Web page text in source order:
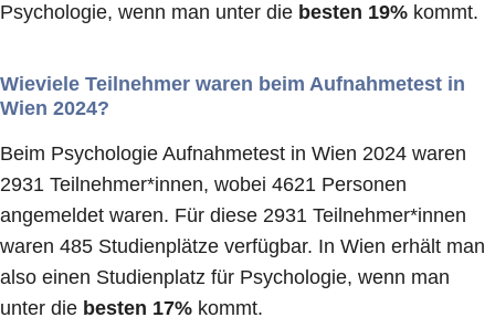
Psychologie, wenn man unter die besten 19% kommt.
Wieviele Teilnehmer waren beim Aufnahmetest in
Wien 2024?
Beim Psychologie Aufnahmetest in Wien 2024 waren
2931 Teilnehmer*innen, wobei 4621 Personen
angemeldet waren. Für diese 2931 Teilnehmer*innen
waren 485 Studienplätze verfügbar. In Wien erhält man
also einen Studienplatz für Psychologie, wenn man
unter die besten 17% kommt.